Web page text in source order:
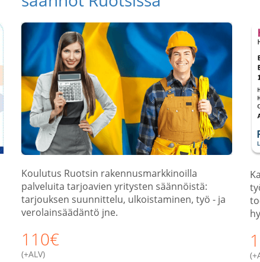
Koulutus Ruotsin rakennusmarkkinoilla
palveluita tarjoavien yritysten säännöistä:
tarjouksen suunnittelu, ulkoistaminen, työ - ja
verolainsäädäntö jne.
110€
(+ALV)